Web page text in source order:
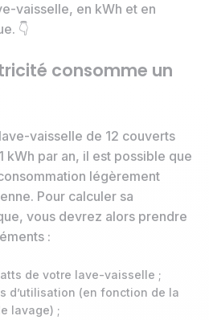
vaisselle, en kWh et en
👇
consomme un
vaisselle de 12 couverts
kWh par an, il est possible que
légèrement
Pour calculer sa
vous devrez alors prendre
:
de votre lave-vaisselle ;
d’utilisation (en fonction de la
lavage) ;